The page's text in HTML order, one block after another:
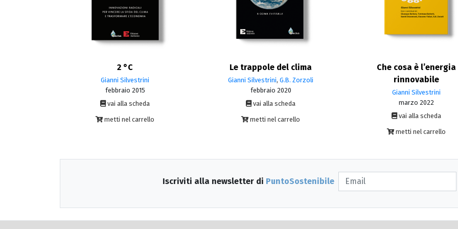
2 °C
Gianni Silvestrini
febbraio 2015
vai alla scheda
metti nel carrello
Le trappole del clima
Gianni Silvestrini, G.B. Zorzoli
febbraio 2020
vai alla scheda
metti nel carrello
Che cosa è l’energia
rinnovabile
Gianni Silvestrini
marzo 2022
vai alla scheda
metti nel carrello
Iscriviti alla newsletter di PuntoSostenibile